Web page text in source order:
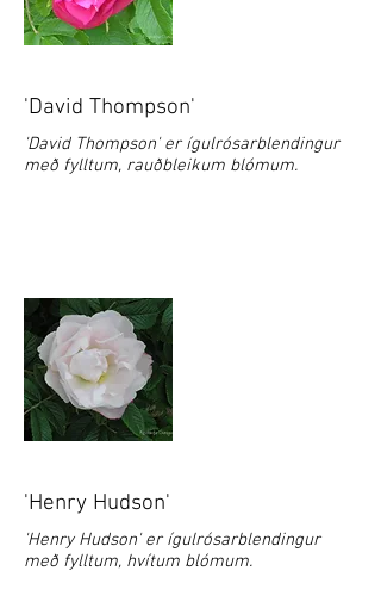
'David Thompson'
'David Thompson' er ígulrósarblendingur
með fylltum, rauðbleikum blómum.
'Henry Hudson'
'Henry Hudson' er ígulrósarblendingur
með fylltum, hvítum blómum.